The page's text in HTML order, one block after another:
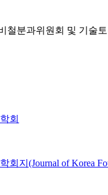
철분과위원회 및 기술
회
회지(Journal of Korea